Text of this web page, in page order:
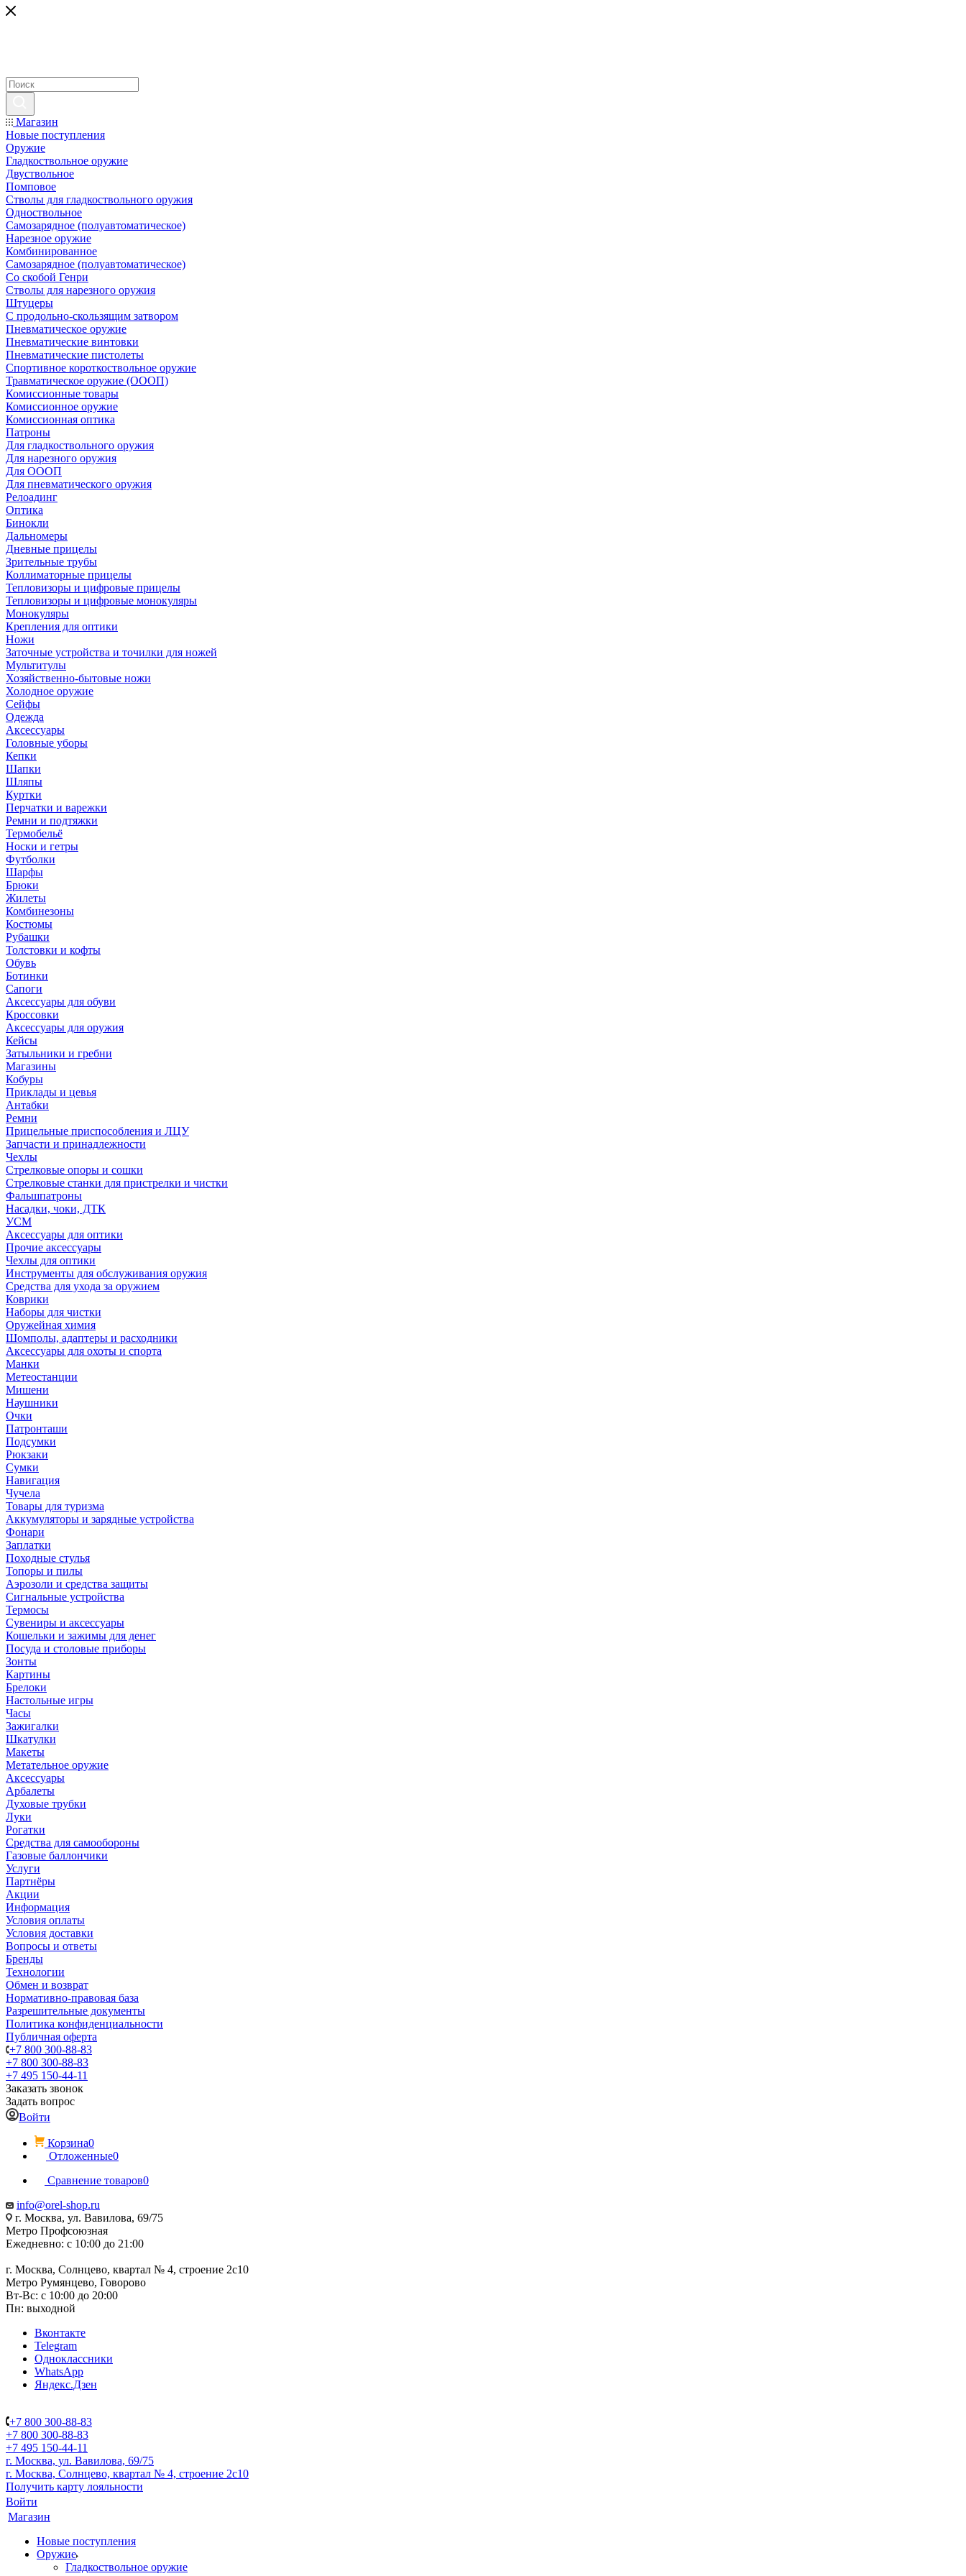
Магазин
Новые поступления
Оружие
Гладкоствольное оружие
Двуствольное
Помповое
Стволы для гладкоствольного оружия
Одноствольное
Самозарядное (полуавтоматическое)
Нарезное оружие
Комбинированное
Самозарядное (полуавтоматическое)
Со скобой Генри
Стволы для нарезного оружия
Штуцеры
С продольно-скользящим затвором
Пневматическое оружие
Пневматические винтовки
Пневматические пистолеты
Спортивное короткоствольное оружие
Травматическое оружие (ОООП)
Комиссионные товары
Комиссионное оружие
Комиссионная оптика
Патроны
Для гладкоствольного оружия
Для нарезного оружия
Для ОООП
Для пневматического оружия
Релоадинг
Оптика
Бинокли
Дальномеры
Дневные прицелы
Зрительные трубы
Коллиматорные прицелы
Тепловизоры и цифровые прицелы
Тепловизоры и цифровые монокуляры
Монокуляры
Крепления для оптики
Ножи
Заточные устройства и точилки для ножей
Мультитулы
Хозяйственно-бытовые ножи
Холодное оружие
Сейфы
Одежда
Аксессуары
Головные уборы
Кепки
Шапки
Шляпы
Куртки
Перчатки и варежки
Ремни и подтяжки
Термобельё
Носки и гетры
Футболки
Шарфы
Брюки
Жилеты
Комбинезоны
Костюмы
Рубашки
Толстовки и кофты
Обувь
Ботинки
Сапоги
Аксессуары для обуви
Кроссовки
Аксессуары для оружия
Кейсы
Затыльники и гребни
Магазины
Кобуры
Приклады и цевья
Антабки
Ремни
Прицельные приспособления и ЛЦУ
Запчасти и принадлежности
Чехлы
Стрелковые опоры и сошки
Стрелковые станки для пристрелки и чистки
Фальшпатроны
Насадки, чоки, ДТК
УСМ
Аксессуары для оптики
Прочие аксессуары
Чехлы для оптики
Инструменты для обслуживания оружия
Средства для ухода за оружием
Коврики
Наборы для чистки
Оружейная химия
Шомполы, адаптеры и расходники
Аксессуары для охоты и спорта
Манки
Метеостанции
Мишени
Наушники
Очки
Патронташи
Подсумки
Рюкзаки
Сумки
Навигация
Чучела
Товары для туризма
Аккумуляторы и зарядные устройства
Фонари
Заплатки
Походные стулья
Топоры и пилы
Аэрозоли и средства защиты
Сигнальные устройства
Термосы
Сувениры и аксессуары
Кошельки и зажимы для денег
Посуда и столовые приборы
Зонты
Картины
Брелоки
Настольные игры
Часы
Зажигалки
Шкатулки
Макеты
Метательное оружие
Аксессуары
Арбалеты
Духовые трубки
Луки
Рогатки
Средства для самообороны
Газовые баллончики
Услуги
Партнёры
Акции
Информация
Условия оплаты
Условия доставки
Вопросы и ответы
Бренды
Технологии
Обмен и возврат
Нормативно-правовая база
Разрешительные документы
Политика конфиденциальности
Публичная оферта
+7 800 300-88-83
+7 800 300-88-83
+7 495 150-44-11
Заказать звонок
Задать вопрос
Войти
Корзина0
Отложенные0
Сравнение товаров0
info@orel-shop.ru
г. Москва, ул. Вавилова, 69/75
Метро Профсоюзная
Ежедневно: с 10:00 до 21:00
г. Москва, Солнцево, квартал № 4, строение 2с10
Метро Румянцево, Говорово
Вт-Вс: с 10:00 до 20:00
Пн: выходной
Вконтакте
Telegram
Одноклассники
WhatsApp
Яндекс.Дзен
+7 800 300-88-83
+7 800 300-88-83
+7 495 150-44-11
г. Москва, ул. Вавилова, 69/75
г. Москва, Солнцево, квартал № 4, строение 2с10
Получить карту лояльности
Войти
Магазин
Новые поступления
Оружие
Гладкоствольное оружие